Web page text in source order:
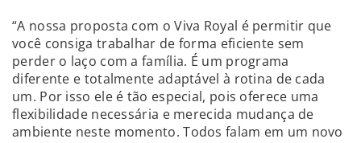
“A nossa proposta com o Viva Royal é permitir que
você consiga trabalhar de forma eficiente sem
perder o laço com a família. É um programa
diferente e totalmente adaptável à rotina de cada
um. Por isso ele é tão especial, pois oferece uma
flexibilidade necessária e merecida mudança de
ambiente neste momento. Todos falam em um novo